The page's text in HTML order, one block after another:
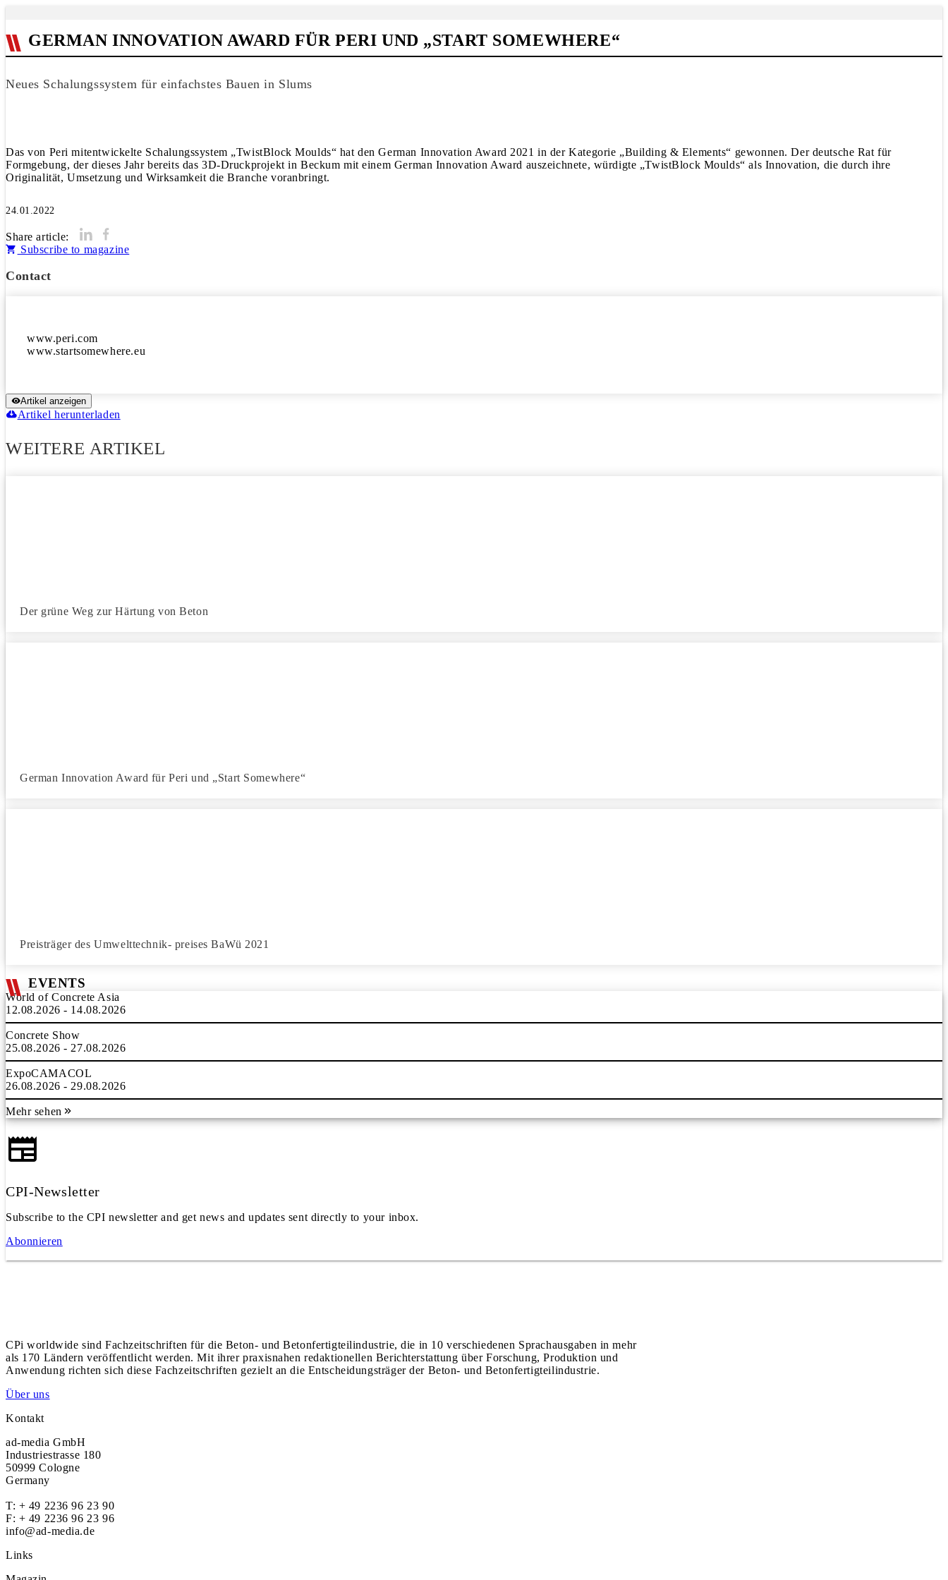
GERMAN INNOVATION AWARD FÜR PERI UND „START SOMEWHERE“
Neues Schalungssystem für einfachstes Bauen in Slums
Das von Peri mitentwickelte Schalungssystem „TwistBlock Moulds“ hat den German Innovation Award 2021 in der Kategorie „Building & Elements“ gewonnen. Der deutsche Rat für
Formgebung, der dieses Jahr bereits das 3D-Druckprojekt in Beckum mit einem German Innovation Award auszeichnete, würdigte „TwistBlock Moulds“ als Innovation, die durch ihre
24.01.2022
Share article:
Subscribe to magazine
Contact
www.peri.com
www.startsomewhere.eu
Artikel anzeigen
Artikel herunterladen
WEITERE ARTIKEL
Der grüne Weg zur Härtung von Beton
German Innovation Award für Peri und „Start Somewhere“
Preisträger des Umwelttechnik- preises BaWü 2021
EVENTS
World of Concrete Asia
12.08.2026 - 14.08.2026
Concrete Show
25.08.2026 - 27.08.2026
ExpoCAMACOL
26.08.2026 - 29.08.2026
Mehr sehen
CPI-Newsletter
Subscribe to the CPI newsletter and get news and updates sent directly to your inbox.
Abonnieren
CPi worldwide sind Fachzeitschriften für die Beton- und Betonfertigteilindustrie, die in 10 verschiedenen Sprachausgaben in mehr
als 170 Ländern veröffentlicht werden. Mit ihrer praxisnahen redaktionellen Berichterstattung über Forschung, Produktion und
Anwendung richten sich diese Fachzeitschriften gezielt an die Entscheidungsträger der Beton- und Betonfertigteilindustrie.
Über uns
Kontakt
ad-media GmbH
Industriestrasse 180
50999 Cologne
Germany
T: + 49 2236 96 23 90
F: + 49 2236 96 23 96
info@ad-media.de
Links